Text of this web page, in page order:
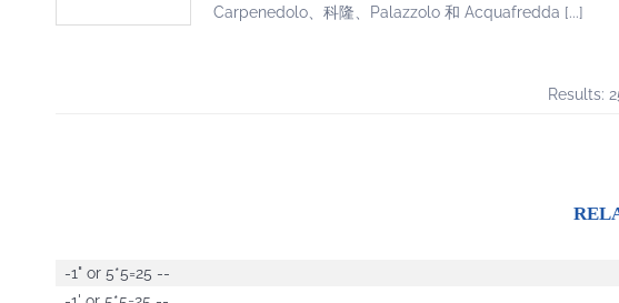
Carpenedolo、科隆、Palazzolo 和 Acquafredda [...]
Results:
-1" or 5*5=25 --